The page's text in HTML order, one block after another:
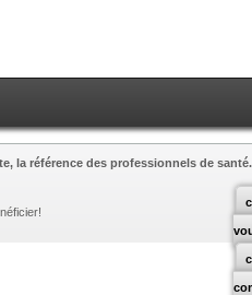
la référence des professionnels de santé.